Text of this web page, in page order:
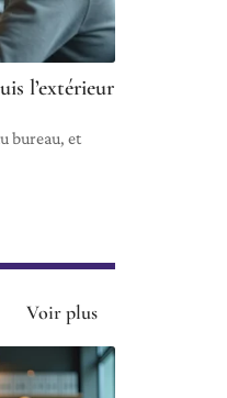
l’extérieur
bureau, et
Voir plus